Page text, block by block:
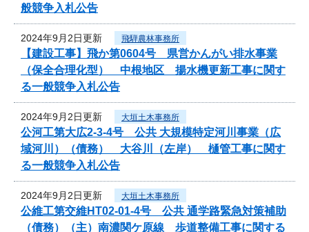
般競争入札公告
2024年9月2日更新 飛騨農林事務所
【建設工事】飛か第0604号 県営かんがい排水事業
（保全合理化型） 中根地区 揚水機更新工事に関す
る一般競争入札公告
2024年9月2日更新 大垣土木事務所
公河工第大広2-3-4号 公共 大規模特定河川事業（広
域河川）（債務） 大谷川（左岸） 樋管工事に関す
る一般競争入札公告
2024年9月2日更新 大垣土木事務所
公維工第交維HT02-01-4号 公共 通学路緊急対策補助
（債務）（主）南濃関ケ原線 歩道整備工事に関する